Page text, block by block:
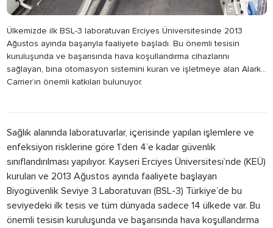
Ülkemizde ilk BSL-3 laboratuvarı Erciyes Üniversitesinde 2013
Ağustos ayında başarıyla faaliyete başladı. Bu önemli tesisin
kuruluşunda ve başarısında hava koşullandırma cihazlarını
sağlayan, bina otomasyon sistemini kuran ve işletmeye alan Alarko
Carrier’ın önemli katkıları bulunuyor.
Sağlık alanında laboratuvarlar, içerisinde yapılan işlemlere ve
enfeksiyon risklerine göre 1’den 4’e kadar güvenlik
sınıflandırılması yapılıyor. Kayseri Erciyes Üniversitesi’nde (KEÜ)
kurulan ve 2013 Ağustos ayında faaliyete başlayan
Biyogüvenlik Seviye 3 Laboratuvarı (BSL-3) Türkiye’de bu
seviyedeki ilk tesis ve tüm dünyada sadece 14 ülkede var. Bu
önemli tesisin kuruluşunda ve başarısında hava koşullandırma